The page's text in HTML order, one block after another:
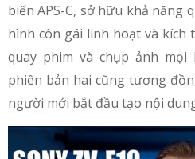
biến APS-C, sở hữu khả năng
hình côn gái linh hoạt và
quay phim và chụp ảnh mọi
phiên bản hai cũng tương
người mới bắt đầu tạo nội